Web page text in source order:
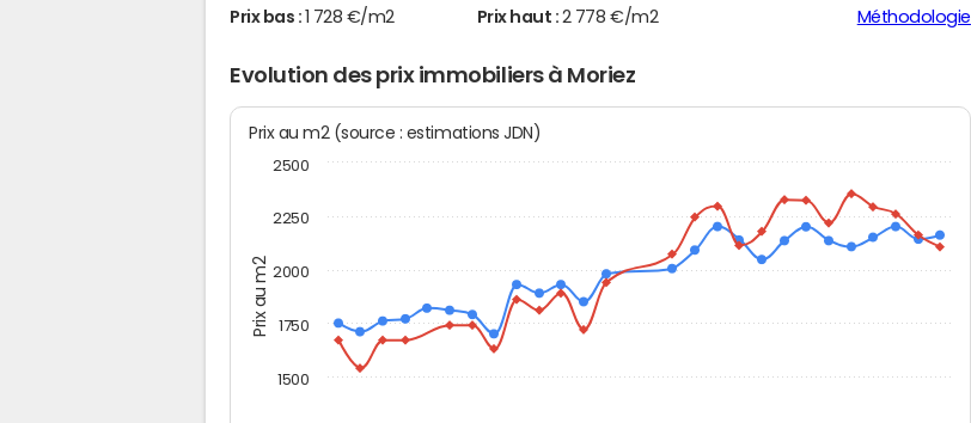
Prix bas : 1 728 €/m2 Prix haut : 2 778 €/m2 Méthodologie
Evolution des prix immobiliers à Moriez
Prix au m2
Prix au m2 (source : estimations JDN)
1500
1750
2000
2250
2500